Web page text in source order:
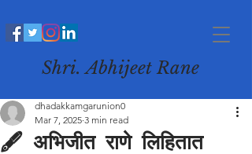
Shri. Abhijeet Rane
🖋️ अभिजीत राणे लिहितात
dhadakkamgarunion0
Mar 7, 2025 3 min read